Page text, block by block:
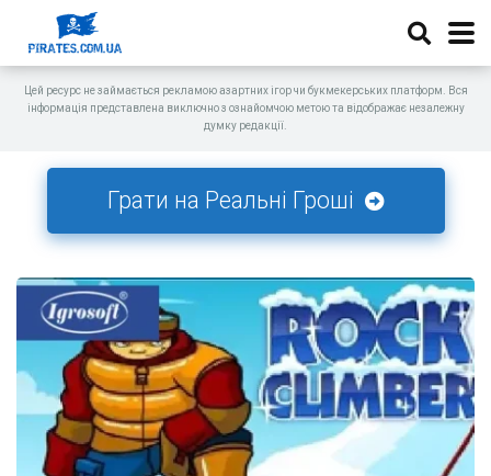
Цей ресурс не займається рекламою азартних ігор чи букмекерських платформ. Вся
інформація представлена виключно з ознайомчою метою та відображає незалежну
думку редакції.
Грати на Реальні Гроші